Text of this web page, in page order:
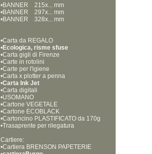
•BANNER    215x... mm
•BANNER    297x... mm
•BANNER    328x... mm
•Carta da REGALO
•Ecologica, risme sfuse
•Carta gigli di Firenze
•Carte in rotolini
•Carte per l'igiene
•Carta x plotter a penna
•Carta Ink Jet
•Carta digitali
•USOMANO
•Cartone VEGETALE
•Cartone ECOBLACK
•Cartoncino PLASTIFICATO da 170g
r a 730gr
•Trasaprente per rilegatura
Cartiere:
•Cartiera BRENSON PAPETERIE